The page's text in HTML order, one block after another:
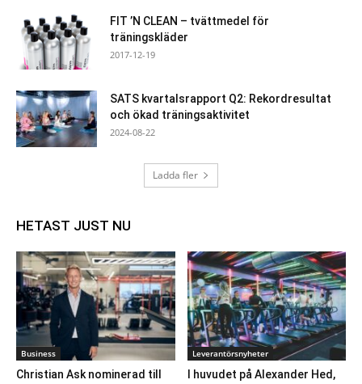
FIT ’N CLEAN – tvättmedel för
träningskläder
2017-12-19
SATS kvartalsrapport Q2: Rekordresultat
och ökad träningsaktivitet
2024-08-22
Ladda fler
HETAST JUST NU
Business
Christian Ask nominerad till
Leverantörsnyheter
I huvudet på Alexander Hed,